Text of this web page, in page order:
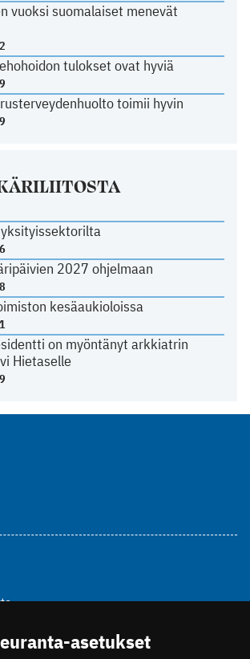
vuoksi suomalaiset menevät
tulokset ovat hyviä
toimii hyvin
2027 ohjelmaan
kesäaukioloissa
on myöntänyt arkkiatrin
Hietaselle
asetukset